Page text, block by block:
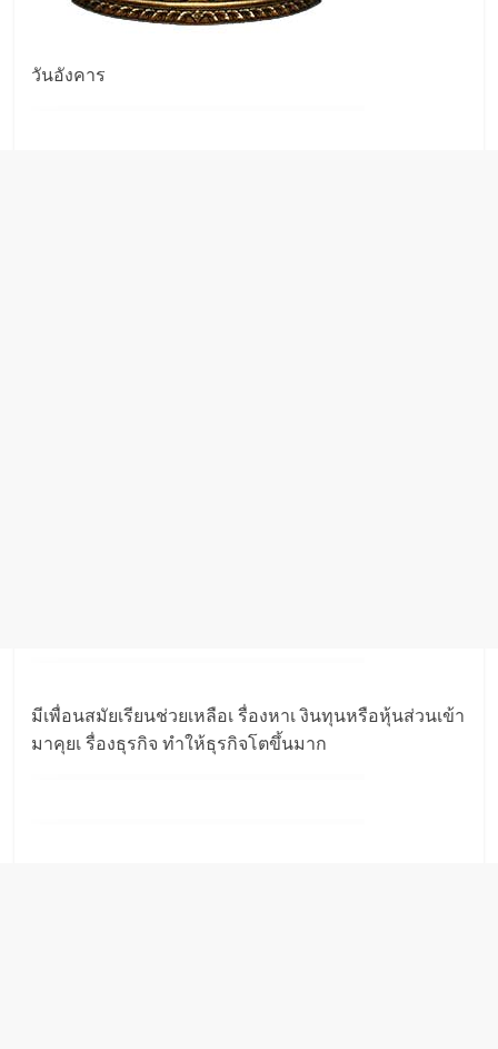
วันอังคาร
มีเพื่อนสมัยเรียนช่วยเหลือเ รื่องหาเ งินทุนหรือหุ้นส่วนเข้า
มาคุยเ รื่องธุรกิจ ทำให้ธุรกิจโตขึ้นมาก